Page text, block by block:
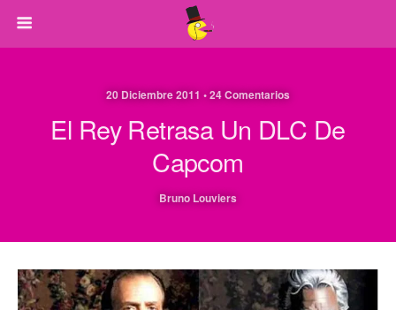
20 Diciembre 2011 • 24 Comentarios
El Rey Retrasa Un DLC De
Capcom
Bruno Louviers